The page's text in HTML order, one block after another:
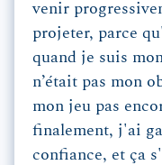
venir
projeter, parce
quand je suis
n’était pas mon
mon jeu pas
finalement, j'ai
confiance, et ça